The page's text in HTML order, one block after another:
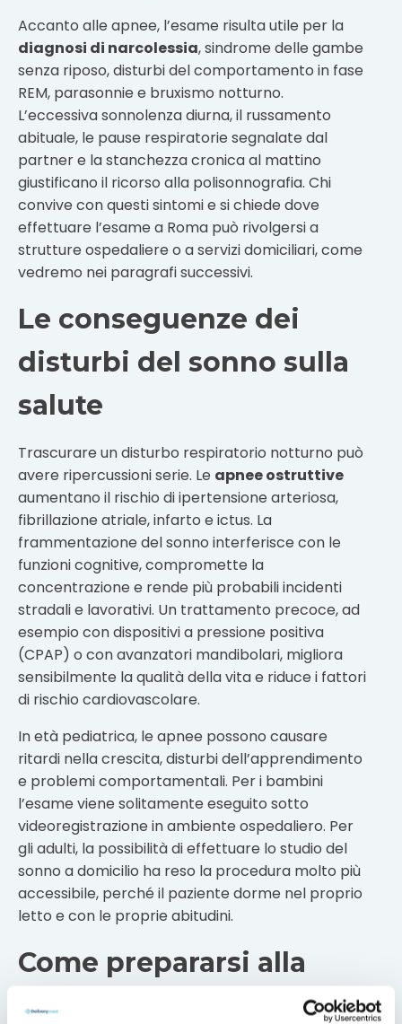
Accanto alle apnee, l’esame risulta utile per la
diagnosi di narcolessia, sindrome delle gambe
senza riposo, disturbi del comportamento in fase
REM, parasonnie e bruxismo notturno.
L’eccessiva sonnolenza diurna, il russamento
abituale, le pause respiratorie segnalate dal
partner e la stanchezza cronica al mattino
giustificano il ricorso alla polisonnografia. Chi
convive con questi sintomi e si chiede dove
effettuare l’esame a Roma può rivolgersi a
strutture ospedaliere o a servizi domiciliari, come
vedremo nei paragrafi successivi.
Le conseguenze dei
disturbi del sonno sulla
salute
Trascurare un disturbo respiratorio notturno può
avere ripercussioni serie. Le apnee ostruttive
aumentano il rischio di ipertensione arteriosa,
fibrillazione atriale, infarto e ictus. La
frammentazione del sonno interferisce con le
funzioni cognitive, compromette la
concentrazione e rende più probabili incidenti
stradali e lavorativi. Un trattamento precoce, ad
esempio con dispositivi a pressione positiva
(CPAP) o con avanzatori mandibolari, migliora
sensibilmente la qualità della vita e riduce i fattori
di rischio cardiovascolare.
In età pediatrica, le apnee possono causare
ritardi nella crescita, disturbi dell’apprendimento
e problemi comportamentali. Per i bambini
l’esame viene solitamente eseguito sotto
videoregistrazione in ambiente ospedaliero. Per
gli adulti, la possibilità di effettuare lo studio del
sonno a domicilio ha reso la procedura molto più
accessibile, perché il paziente dorme nel proprio
letto e con le proprie abitudini.
Come prepararsi alla
polisonnografia